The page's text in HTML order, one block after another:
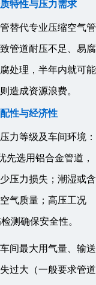
特性与压力需求
替代专业压缩空气管
管道耐压不足、易腐
处理，半年内就可能
造成资源浪费。
性与经济性
力等级及车间环境：
先选用铝合金管道，
压力损失；潮湿或含
气质量；高压工况
测确保安全性。
间最大用气量、输送
过大（一般要求管道